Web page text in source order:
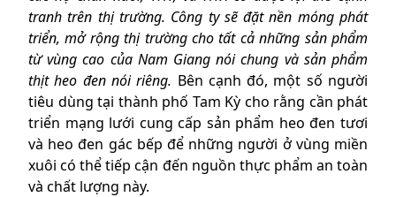
tranh trên thị trường. Công ty sẽ đặt nền móng phát
triển, mở rộng thị trường cho tất cả những sản phẩm
từ vùng cao của Nam Giang nói chung và sản phẩm
thịt heo đen nói riêng. Bên cạnh đó, một số người
tiêu dùng tại thành phố Tam Kỳ cho rằng cần phát
triển mạng lưới cung cấp sản phẩm heo đen tươi
và heo đen gác bếp để những người ở vùng miền
xuôi có thể tiếp cận đến nguồn thực phẩm an toàn
và chất lượng này.